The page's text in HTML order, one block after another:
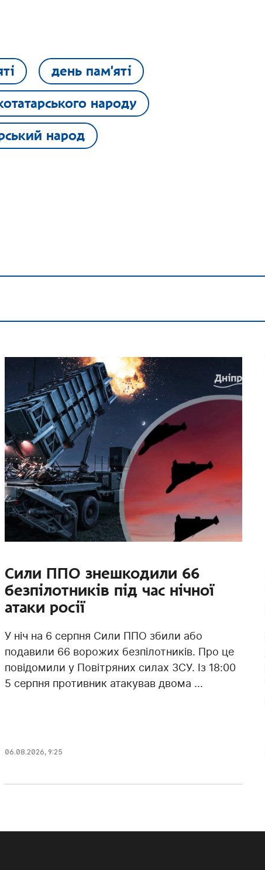
день пам'яті
народу
народ
Сили ППО знешкодили 66
безпілотників під час нічної
атаки росії
У ніч на 6 серпня Сили ППО збили або
подавили 66 ворожих безпілотників. Про це
повідомили у Повітряних силах ЗСУ. Із 18:00
5 серпня противник атакував двома ...
06.08.2026, 9:25